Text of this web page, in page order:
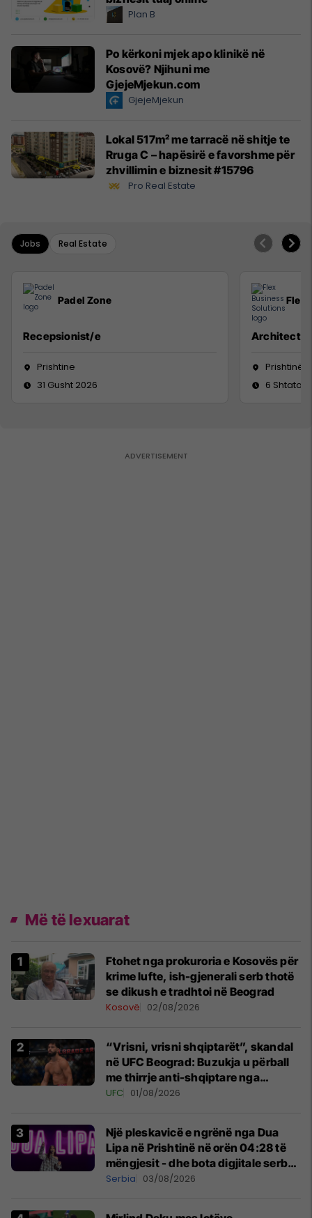
Plan B
Po kërkoni mjek apo klinikë në
Kosovë? Njihuni me
GjejeMjekun.com
GjejeMjekun
Lokal 517m² me tarracë në shitje te
Rruga C – hapësirë e favorshme për
zhvillimin e biznesit #15796
Pro Real Estate
Jobs Real Estate
Padel Zone
Recepsionist/e
Prishtine
31 Gusht 2026
Flex
Architect
Prishtinë
6 Shtator
Më të lexuarat
Ftohet nga prokuroria e Kosovës për
krime lufte, ish-gjenerali serb thotë
se dikush e tradhtoi në Beograd
Kosovë 02/08/2026
“Vrisni, vrisni shqiptarët”, skandal
në UFC Beograd: Buzukja u përball
me thirrje anti-shqiptare nga
tribunat
UFC 01/08/2026
Një pleskavicë e ngrënë nga Dua
Lipa në Prishtinë në orën 04:28 të
mëngjesit - dhe bota digjitale serbe
shpall gjendjen e luftës
Serbia 03/08/2026